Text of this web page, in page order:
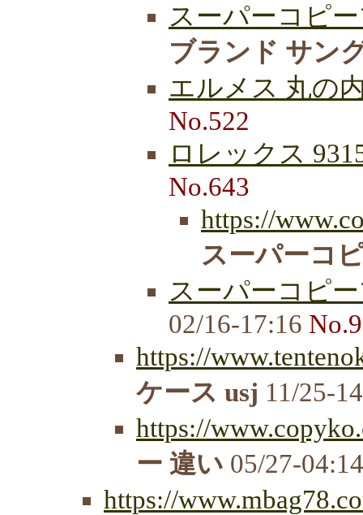
スーパーコピ
ブランド サン
エルメス 丸の
No.522
ロレックス
No.643
https://
スーパーコ
スーパーコピ
02/16-17:16
https://
ケース usj 11/25-
https://
ー 違い 05/27-
https://